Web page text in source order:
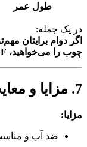
طول عمر
در یک جمله:
چوب را می‌خواهید، MDF بهترین گزینه است.
7. مزایا و معایب قرنیز PVC
مزایا:
ضد آب و